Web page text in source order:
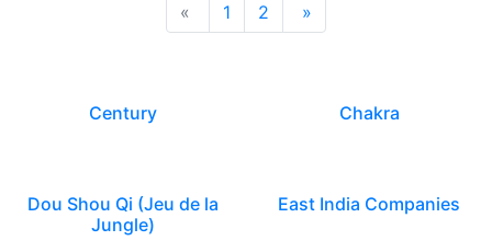
« 1 2 »
Century Chakra
Dou Shou Qi (Jeu de la
Jungle)
East India Companies